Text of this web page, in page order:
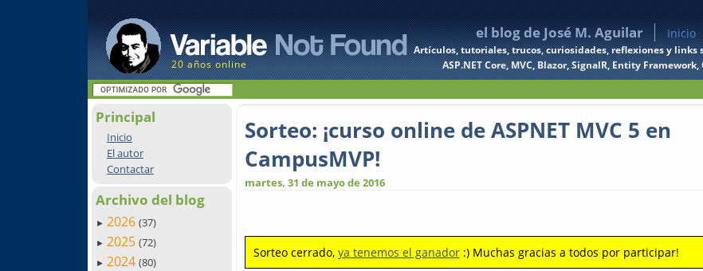
20 años online
el blog de José M. Aguilar Inicio
Artículos, tutoriales, trucos, curiosidades, reflexiones y links
ASP.NET Core, MVC, Blazor, SignalR, Entity Framework,
Principal
Inicio
El autor
Contactar
Archivo del blog
► 2026 (37)
► 2025 (72)
► 2024 (80)
Sorteo: ¡curso online de ASPNET MVC 5 en
CampusMVP!
martes, 31 de mayo de 2016
Sorteo cerrado, ya tenemos el ganador:) Muchas gracias a todos por participar!